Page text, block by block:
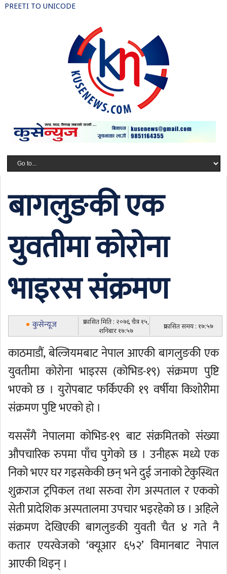
PREETI TO UNICODE
बागलुङकी एक
युवतीमा कोरोना
भाइरस संक्रमण
कुसेन्यूज
प्रकासित मिति : २०७६ चैत्र १५,
शनिबार १७:५७
प्रकासित समय : १७:५७
काठमाडौं, बेल्जियमबाट नेपाल आएकी बागलुङकी एक
युवतीमा कोरोना भाइरस (कोभिड-१९) संक्रमण पुष्टि
भएको छ । युरोपबाट फर्किएकी १९ वर्षीया किशोरीमा
संक्रमण पुष्टि भएको हो ।
यससँगै नेपालमा कोभिड-१९ बाट संक्रमितको संख्या
औपचारिक रुपमा पाँच पुगेको छ । उनीहरू मध्ये एक
निको भएर घर गइसकेकी छन् भने दुई जनाको टेकुस्थित
शुक्रराज ट्रपिकल तथा सरुवा रोग अस्पताल र एकको
सेती प्रादेशिक अस्पतालमा उपचार भइरहेको छ । अहिले
संक्रमण देखिएकी बागलुङकी युवती चैत ४ गते नै
कतार एयरवेजको ‘क्यूआर ६५२’ विमानबाट नेपाल
आएकी थिइन् ।